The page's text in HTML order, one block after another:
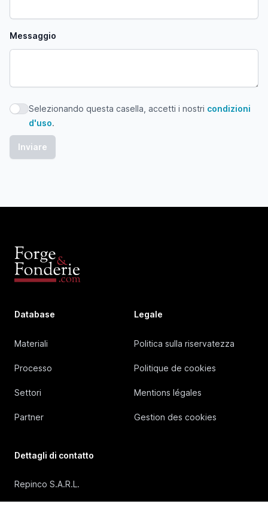
Messaggio
Selezionando questa casella, accetti i nostri condizioni
Selezionando questa casella, accetti i nostri condizioni
d'uso.
Database
Materiali
Processo
Settori
Partner
Legale
Politica sulla riservatezza
Politique de cookies
Mentions légales
Gestion des cookies
Dettagli di contatto
Repinco S.A.R.L.